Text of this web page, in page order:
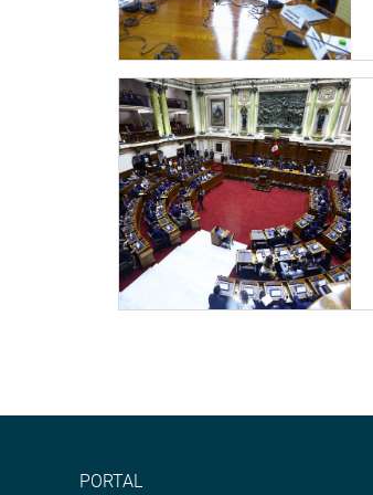
en una refinería que hará que el
encontrar a los responsables
forado de más de tres mil
De igual manera, refirió que los
una empresa energética y
quiera vender o no.
VISITA INOPINADA
Durante la sesión, el
para ver “In situ” el proyecto, a
PORTAL